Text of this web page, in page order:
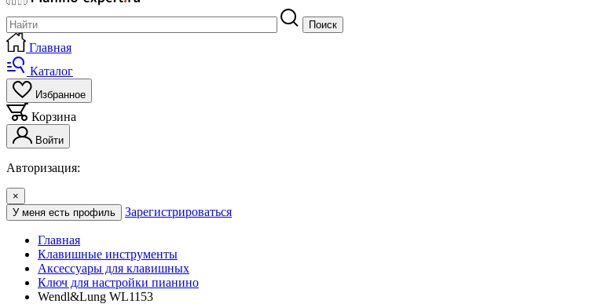
Поиск
Главная
Каталог
Избранное
Корзина
Войти
Авторизация:
×
У меня есть профиль
Зарегистрироваться
Главная
Клавишные инструменты
Аксессуары для клавишных
Ключ для настройки пианино
Wendl&Lung WL1153